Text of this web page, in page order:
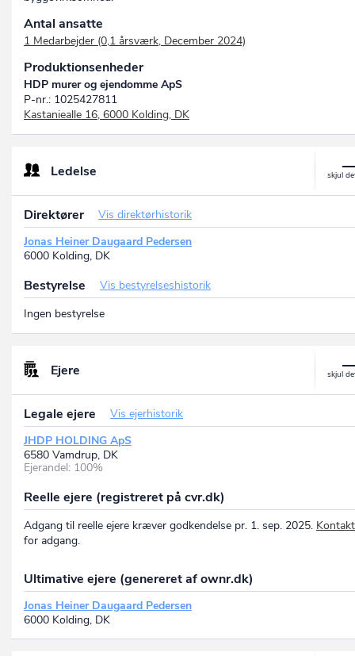
Antal ansatte
1 Medarbejder (0,1 årsværk, December 2024)
Produktionsenheder
HDP murer og ejendomme ApS
P-nr.: 1025427811
Kastaniealle 16, 6000 Kolding, DK
Ledelse
Direktører
Vis direktørhistorik
Jonas Heiner Daugaard Pedersen
6000 Kolding, DK
Bestyrelse
Vis bestyrelseshistorik
Ingen bestyrelse
Ejere
Legale ejere
Vis ejerhistorik
JHDP HOLDING ApS
6580 Vamdrup, DK
Ejerandel: 100%
Reelle ejere (registreret på cvr.dk)
Adgang til reelle ejere kræver godkendelse pr. 1. sep. 2025.
for adgang.
Ultimative ejere (genereret af ownr.dk)
Jonas Heiner Daugaard Pedersen
6000 Kolding, DK